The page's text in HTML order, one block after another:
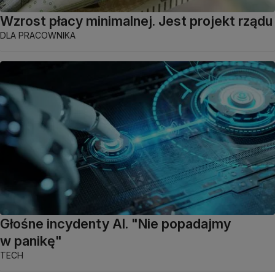
Wzrost płacy minimalnej. Jest projekt rządu
DLA PRACOWNIKA
Głośne incydenty AI. "Nie popadajmy
w panikę"
TECH